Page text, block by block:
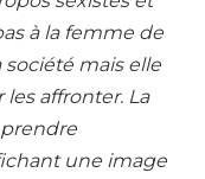
à la femme de
mais elle
affronter. La
une image